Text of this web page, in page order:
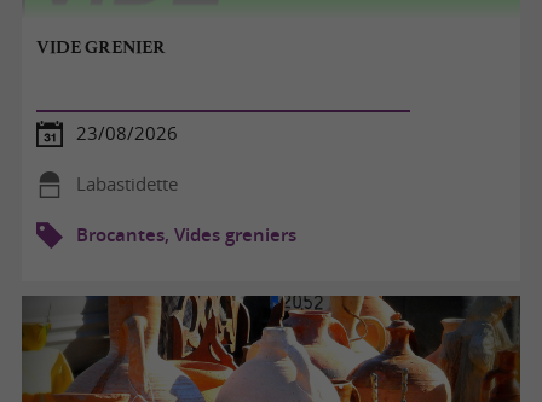
VIDE GRENIER
23/08/2026
Labastidette
Brocantes, Vides greniers